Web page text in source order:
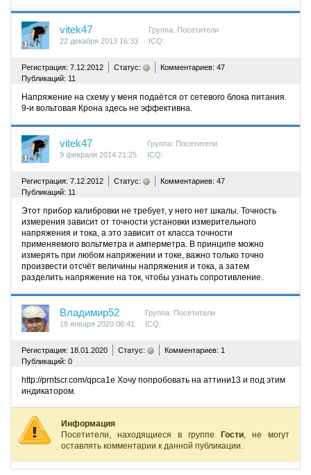
vitek47
22 декабря 2013 16:33
Группа: Посетители
ICQ:
Регистрация: 7.12.2012 Статус:
Комментариев: 47
Публикаций: 11
Напряжение на схему у меня подаётся от сетевого блока питания.
9-и вольтовая Крона здесь не эффективна.
vitek47
9 февраля 2014 21:25
Группа: Посетители
ICQ:
Регистрация: 7.12.2012 Статус:
Комментариев: 47
Публикаций: 11
Этот прибор калибровки не требует, у него нет шкалы. Точность
измерения зависит от точности установки измерительного
напряжения и тока, а это зависит от класса точности
применяемого вольтметра и амперметра. В принципе можно
измерять при любом напряжении и токе, важно только точно
произвести отсчёт величины напряжения и тока, а затем
разделить напряжение на ток, чтобы узнать сопротивление.
Владимир52
18 января 2020 06:41
Группа: Посетители
ICQ:
Регистрация: 18.01.2020 Статус:
Комментариев: 1
Публикаций: 0
http://prntscr.com/qpca1e Хочу попробовать на аттини13 и под этим
индикатором.
Информация
Посетители, находящиеся в группе Гости , не могут
оставлять комментарии к данной публикации.